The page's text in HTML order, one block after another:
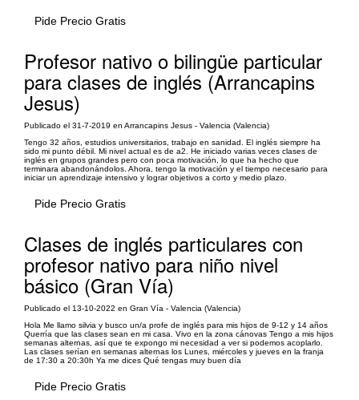
Pide Precio Gratis
Profesor nativo o bilingüe particular
para clases de inglés (Arrancapins
Jesus)
Publicado el 31-7-2019 en Arrancapins Jesus - Valencia (Valencia)
Tengo 32 años, estudios universitarios, trabajo en sanidad. El inglés siempre ha
sido mi punto débil. Mi nivel actual es de a2. He iniciado varias veces clases de
inglés en grupos grandes pero con poca motivación, lo que ha hecho que
terminara abandonándolos. Ahora, tengo la motivación y el tiempo necesario para
iniciar un aprendizaje intensivo y lograr objetivos a corto y medio plazo.
Pide Precio Gratis
Clases de inglés particulares con
profesor nativo para niño nivel
básico (Gran Vía)
Publicado el 13-10-2022 en Gran Vía - Valencia (Valencia)
Hola Me llamo silvia y busco un/a profe de inglés para mis hijos de 9-12 y 14 años
Querría que las clases sean en mi casa. Vivo en la zona cánovas Tengo a mis hijos
semanas alternas, así que te expongo mi necesidad a ver si podemos acoplarlo.
Las clases serían en semanas alternas los Lunes, miércoles y jueves en la franja
de 17:30 a 20:30h Ya me dices Qué tengas muy buen día
Pide Precio Gratis